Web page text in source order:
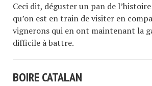
Ceci dit, déguster un pan de
qu’on est en train de visiter en
vignerons qui en ont maintenant la
difficile à battre.
BOIRE CATALAN